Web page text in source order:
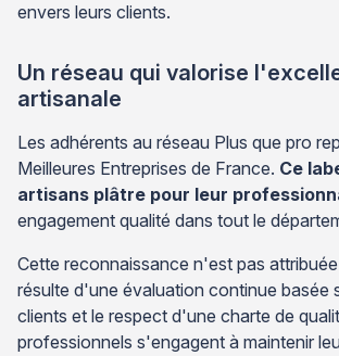
envers leurs clients.
Un réseau qui valorise
artisanale
Les adhérents au réseau Plus que pro
Meilleures Entreprises de France. Ce
artisans plâtre pour leur
engagement qualité dans tout le
Cette reconnaissance n'est pas
résulte d'une évaluation continue basée
clients et le respect d'une charte de
professionnels s'engagent à maintenir